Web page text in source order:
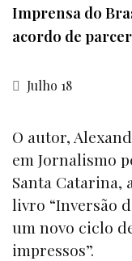
Imprensa do
acordo de
Julho 18
O autor,
em Jornalismo
Santa Catarina,
livro “Inversão
um novo ciclo
impressos”.